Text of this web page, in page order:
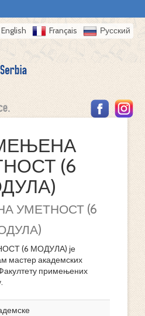
English Français Русский
(6
УМЕТНОСТ (6
(6 МОДУЛА) је
мастер академских
примењених